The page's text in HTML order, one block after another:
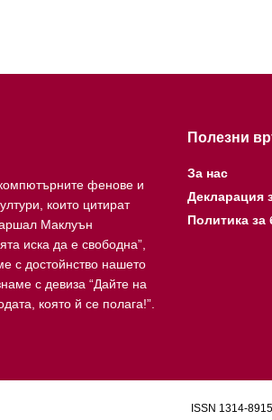
фенове и
които цитират
Маклуън
иска да е свободна”,
с достойнство нашето
с девиза “Дайте на
която й се полага!”.
Полезни
За нас
Декларация
Политика за
ISSN 1314-